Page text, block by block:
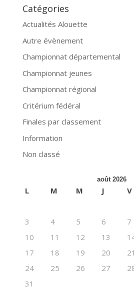
Catégories
Actualités Alouette
Autre évènement
Championnat départemental
Championnat jeunes
Championnat régional
Critérium fédéral
Finales par classement
Information
Non classé
août 2026
L M M J V
3
4 5 6 7
10
11 12 13
17
18 19 20 21
24
25 26 27
31